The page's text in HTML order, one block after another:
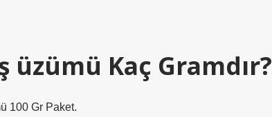
üzümü Kaç Gramdır?
100 Gr Paket.